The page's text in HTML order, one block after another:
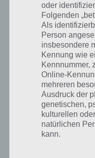
Die Level werden dabei
drei Sterne abgeschlossen
am Ende schnell bedient
Aufgaben erledigt werden.
iPad erhältlich.
Diner Dash für
Die App Diner Dash könnt
herunterladen. Hierbei wird
Sternen kommt das Spiel
auch wenn die Energie
oder
Folgenden
Als
Person
insbesondere
Kennung wie
Kennnummer,
Online-
mehreren
Ausdruck der
genetischen,
kulturellen
natürlichen
kann.